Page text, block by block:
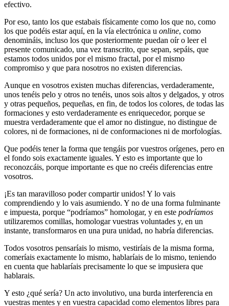
efectivo.
Por eso, tanto los que estabais físicamente como los que no, como
los que podéis estar aquí, en la vía electrónica u online, como
denomináis, incluso los que posteriormente puedan oír o leer el
presente comunicado, una vez transcrito, que sepan, sepáis, que
estamos todos unidos por el mismo fractal, por el mismo
compromiso y que para nosotros no existen diferencias.
Aunque en vosotros existen muchas diferencias, verdaderamente,
unos tenéis pelo y otros no tenéis, unos sois altos y delgados, y otros
y otras pequeños, pequeñas, en fin, de todos los colores, de todas las
formaciones y esto verdaderamente es enriquecedor, porque se
muestra verdaderamente que el amor no distingue, no distingue de
colores, ni de formaciones, ni de conformaciones ni de morfologías.
Que podéis tener la forma que tengáis por vuestros orígenes, pero en
el fondo sois exactamente iguales. Y esto es importante que lo
reconozcáis, porque importante es que no creéis diferencias entre
vosotros.
¡Es tan maravilloso poder compartir unidos! Y lo vais
comprendiendo y lo vais asumiendo. Y no de una forma fulminante
e impuesta, porque “podríamos” homologar, y en este podríamos
utilizaremos comillas, homologar vuestras voluntades y, en un
instante, transformaros en una pura unidad, no habría diferencias.
Todos vosotros pensaríais lo mismo, vestiríais de la misma forma,
comeríais exactamente lo mismo, hablaríais de lo mismo, teniendo
en cuenta que hablaríais precisamente lo que se impusiera que
hablarais.
Y esto ¿qué sería? Un acto involutivo, una burda interferencia en
vuestras mentes y en vuestra capacidad como elementos libres para